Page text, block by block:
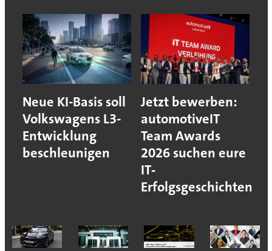
Neue KI-Basis soll
Volkswagens L3-
Entwicklung
beschleunigen
Jetzt bewerben:
automotiveIT
Team Awards
2026 suchen eure
IT‐
Erfolgsgeschichten